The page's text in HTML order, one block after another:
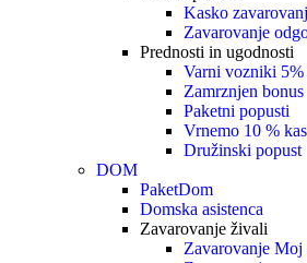
Kasko
Zavarovanje
Prednosti in ugodnosti
Varni vozniki 5%
Zamrznjen bonus
Paketni popusti
Vrnemo 10 %
Družinski popust
DOM
PaketDom
Domska asistenca
Zavarovanje živali
Zavarovanje Moj